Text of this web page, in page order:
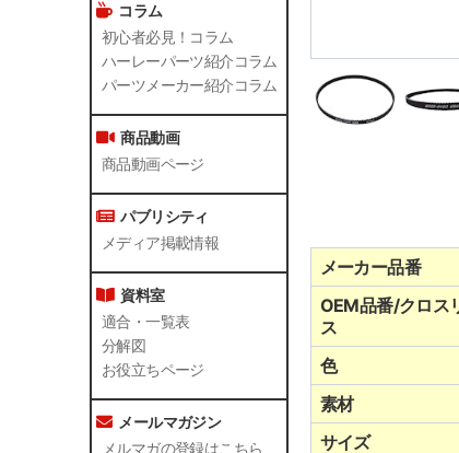
コラム
初心者必見！コラム
ハーレーパーツ紹介コラム
パーツメーカー紹介コラム
商品動画
商品動画ページ
パブリシティ
メディア掲載情報
資料室
適合・一覧表
分解図
お役立ちページ
メールマガジン
メルマガの登録はこちら
メーカー品番
OEM品番/クロス
ス
色
素材
サイズ